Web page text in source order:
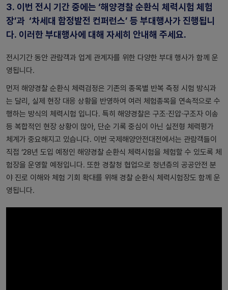
3. 이번 전시 기간 중에는 ‘해양경찰 순환식 체력시험 체험
장’과 ‘차세대 함정발전 컨퍼런스’ 등 부대행사가 진행됩니
다. 이러한 부대행사에 대해 자세히 안내해 주세요.
전시기간 동안 관람객과 업계 관계자를 위한 다양한 부대 행사가 함께 운
영됩니다.
먼저 해양경찰 순환식 체력검정은 기존의 종목별 반복 측정 시험 방식과
는 달리, 실제 현장 대응 상황을 반영하여 여러 체험종목을 연속적으로 수
행하는 방식의 체력시험 입니다. 특히 해양경찰은 구조∙진압∙구조자 이송
등 복합적인 현장 상황이 많아, 단순 기록 중심이 아닌 실전형 체력평가
체계가 중요해지고 있습니다. 이번 국제해양안전대전에서는 관람객들이
직접 ‘28년 도입 예정인 해양경찰 순환식 체력시험을 체험할 수 있도록 체
험장을 운영할 예정입니다. 또한 경찰청 협업으로 청년층의 공공안전 분
야 진로 이해와 체험 기회 확대를 위해 경찰 순환식 체력시험장도 함께 운
영됩니다.